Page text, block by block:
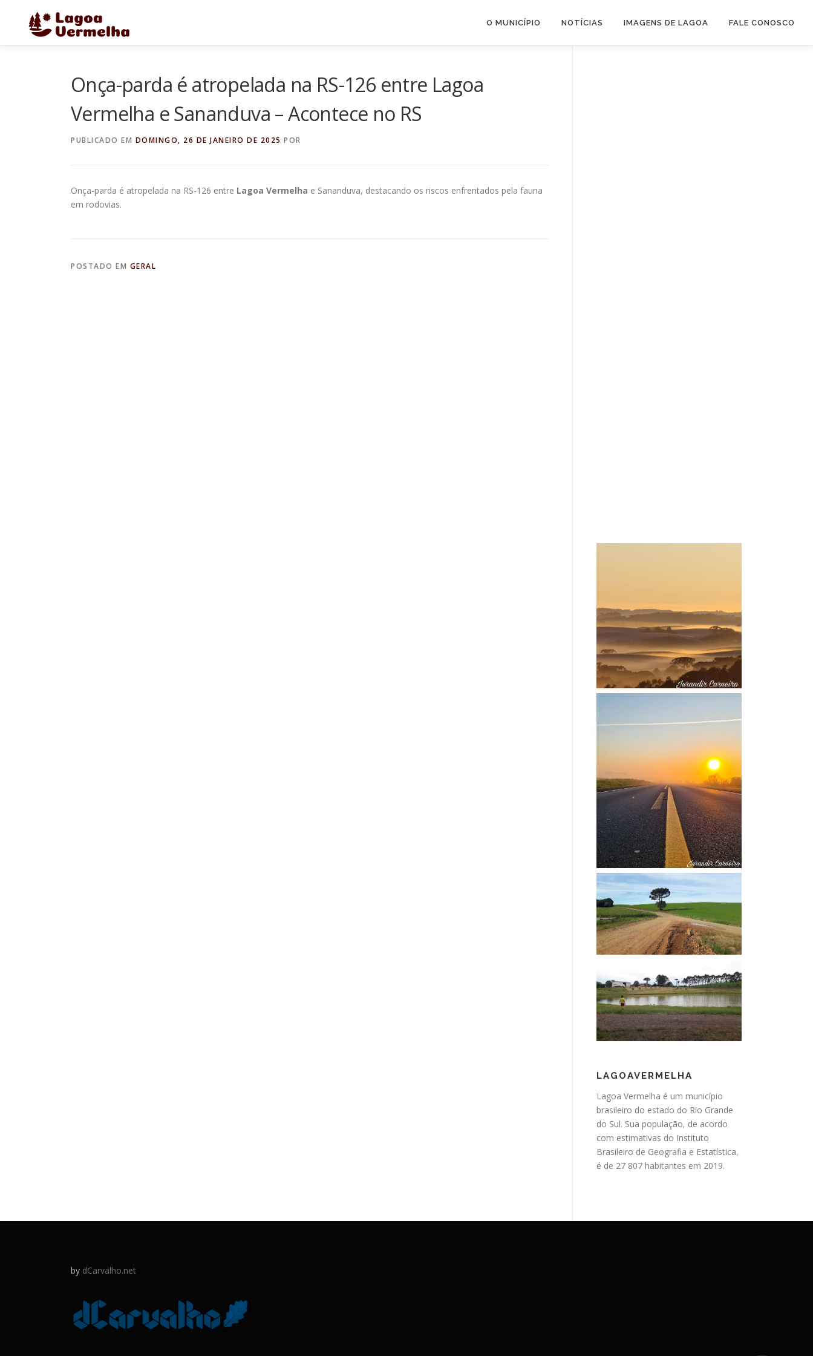
conteúdo
O MUNICÍPIO NOTÍCIAS IMAGENS DE LAGOA FALE CONOSCO
Onça-parda é atropelada na RS-126 entre Lagoa
Vermelha e Sananduva – Acontece no RS
PUBLICADO EM DOMINGO, 26 DE JANEIRO DE 2025 POR
Onça-parda é atropelada na RS-126 entre Lagoa Vermelha e Sananduva, destacando os riscos enfrentados pela fauna
em rodovias.
POSTADO EM GERAL
LAGOAVERMELHA
Lagoa Vermelha é um município
brasileiro do estado do Rio Grande
do Sul. Sua população, de acordo
com estimativas do Instituto
Brasileiro de Geografia e Estatística,
é de 27 807 habitantes em 2019.
by dCarvalho.net